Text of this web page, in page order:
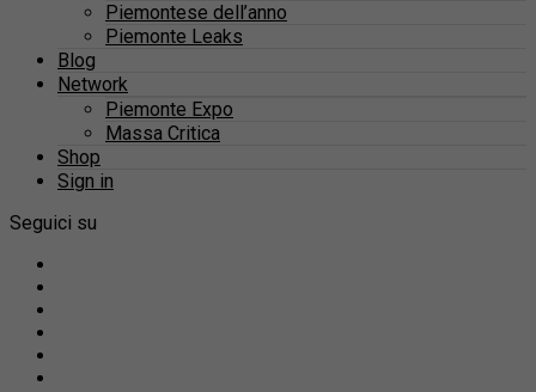
Piemontese dell’anno
Piemonte Leaks
Blog
Network
Piemonte Expo
Massa Critica
Shop
Sign in
Seguici su